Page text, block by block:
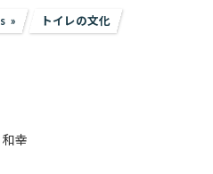
トイレの文化
幸